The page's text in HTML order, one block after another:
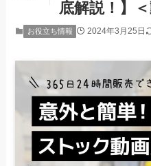
底解説！】
お役立ち情報 2024年3月25日